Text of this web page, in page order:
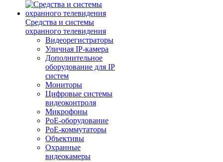
Средства и системы
охранного телевидения
Видеорегистраторы
Уличная IP-камера
Дополнительное
оборудование для IP
систем
Мониторы
Цифровые системы
видеоконтроля
Микрофоны
PoE-оборудование
PoE-коммутаторы
Объективы
Охранные
видеокамеры